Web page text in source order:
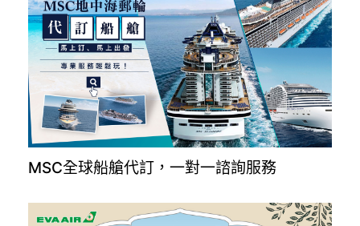
最新消息
旅遊行程、各項優惠，與您分享2026各項
優惠